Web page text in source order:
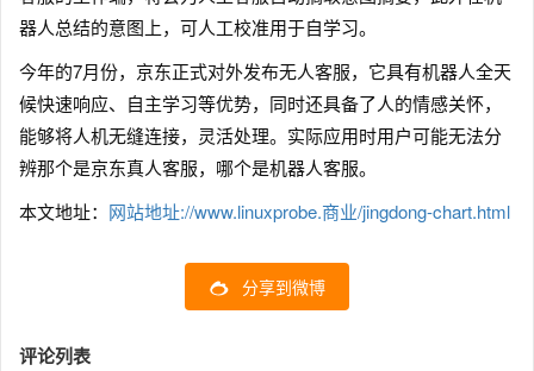
器人总结的意图上，可人工校准用于自学习。
今年的7月份，京东正式对外发布无人客服，它具有机器人全天
候快速响应、自主学习等优势，同时还具备了人的情感关怀，
能够将人机无缝连接，灵活处理。实际应用时用户可能无法分
辨那个是京东真人客服，哪个是机器人客服。
本文地址： 网站地址://www.linuxprobe.商业/jingdong-chart.html
分享到微博
评论列表